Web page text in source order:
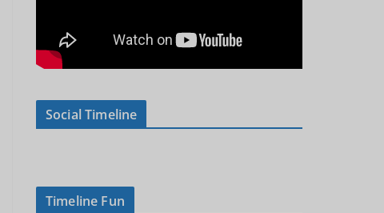
Social Timeline
Timeline Fun